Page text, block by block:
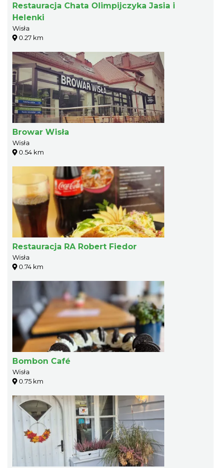
Restauracja Chata Olimpijczyka Jasia i
Helenki
Wisła
0.27 km
Browar Wisła
Wisła
0.54 km
Restauracja RA Robert Fiedor
Wisła
0.74 km
Bombon Café
Wisła
0.75 km